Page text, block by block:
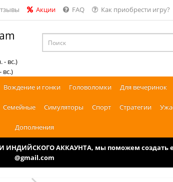
Акции FAQ Как приобрести игру?
- вс.)
вс.)
Вождение и гонки Головоломки Для вечеринок
Семейные Симуляторы Спорт Стратегии
Дополнения
АККАУНТА, мы поможем создать
@gmail.com